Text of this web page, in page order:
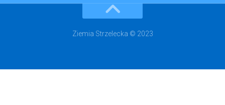
Ziemia Strzelecka © 2023